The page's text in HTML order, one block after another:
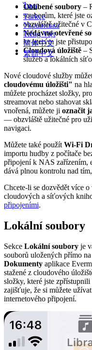
ไทย
Türkçe
Українська
Tiếng Việt
简体中文
繁體中文
Oblíbené soubory –
souborům, které jste
obzvláště užitečné v
Nedávno otevřené
ke kterým jste
Cloudová úložiště –
služeb a lokálních
Nové cloudové služby
cloudovému úložišti" na
můžete procházet složky,
streamovat nebo stahovat
vnořená, můžete ji označit
— obzvláště užitečné pro
navigaci.
Můžete také použít Wi-Fi
importu hudby z počítače
připojení k NAS zařízením,
dává plnou kontrolu nad
Chcete-li se dozvědět více
cloudových a síťových
připojeními.
Lokální soubory
Sekce Lokální soubory je
souborů uložených přímo
Dokumenty aplikace
stažené z cloudového
složky, které jste
zajišťuje, že si můžete
internetového připojení.